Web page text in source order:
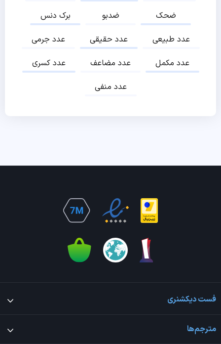
برک دنس
ضدبو
ضحک
عدد جرمی
عدد حقیقی
عدد طبیعی
عدد کسری
عدد مضاعف
عدد مکمل
عدد منفی
فست دیکشنری
مترجم‌ها